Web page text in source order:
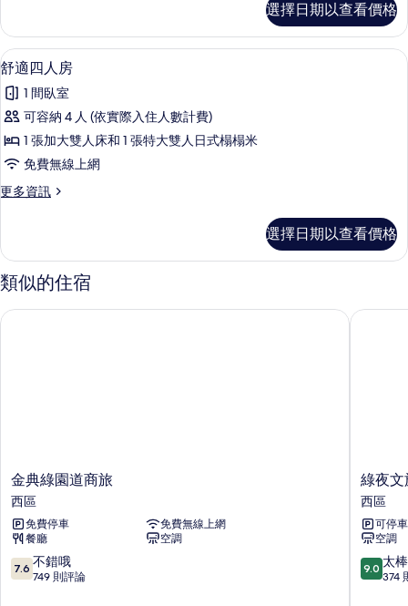
有
相
片
客
房
的
情
選擇日期以查看價格
顯
示
舒
適
四
房
所
有
相
片
舒適四人房 | 高級寢具、羽絨被、書桌
12
舒適四人房
1 間臥室
可容納 4 人 (依實際入住人數計費)
1 張加大雙人床和 1 張特大雙人日式榻榻米
免費無線上網
更多資訊
更
四
人
房
詳
選擇日期以查看價格
類似的住宿
金
典
綠
園
道
商
旅
金典綠園道商旅
西區
免費停車
免費無線上網
餐廳
空調
7.6
分，
7.6 不錯哦
749 則評論
金典綠園道商旅
綠
夜
文
旅
西
區
綠夜文
西區
可停車
空調
9.0
分，
9.0 太
374
綠夜文旅